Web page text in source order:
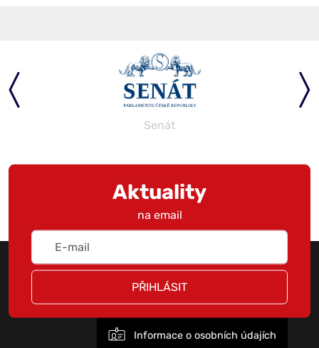
Senát
Aktuality
na email
PŘIHLÁSIT
Informace o osobních údajích